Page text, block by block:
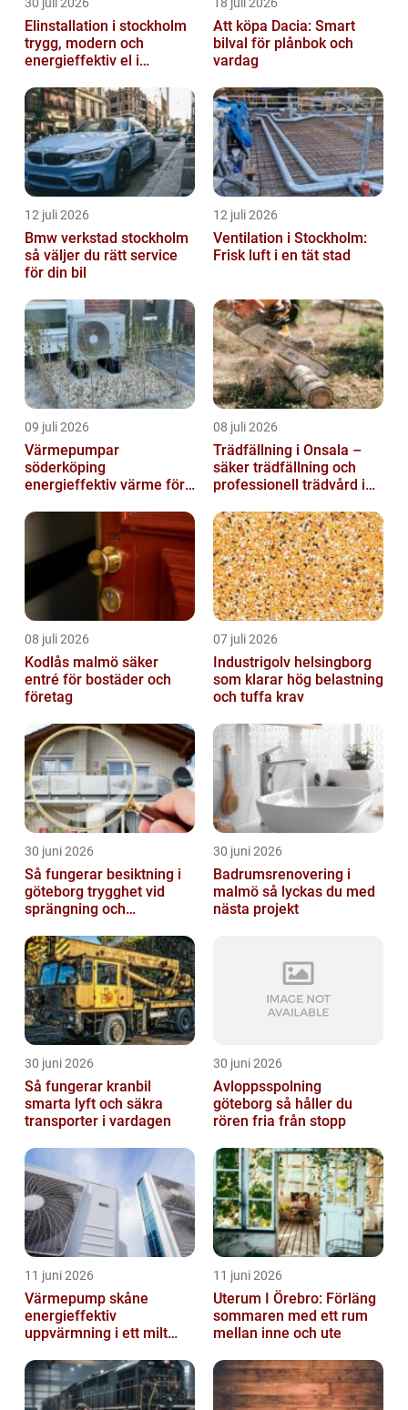
Elinstallation i stockholm
trygg, modern och
energieffektiv el i
Att köpa Dacia: Smart
bilval för plånbok och
vardag
12 juli 2026
Bmw verkstad stockholm
så väljer du rätt service
för din bil
12 juli 2026
Ventilation i Stockholm:
Frisk luft i en tät stad
09 juli 2026
Värmepumpar
söderköping
energieffektiv värme för
08 juli 2026
Trädfällning i Onsala –
säker trädfällning och
professionell trädvård i
08 juli 2026
Kodlås malmö säker
entré för bostäder och
företag
07 juli 2026
Industrigolv helsingborg
som klarar hög belastning
och tuffa krav
30 juni 2026
Så fungerar besiktning i
göteborg trygghet vid
sprängning och
30 juni 2026
Badrumsrenovering i
malmö så lyckas du med
nästa projekt
30 juni 2026
Så fungerar kranbil
smarta lyft och säkra
transporter i vardagen
30 juni 2026
Avloppsspolning
göteborg så håller du
rören fria från stopp
11 juni 2026
Värmepump skåne
energieffektiv
uppvärmning i ett milt
11 juni 2026
Uterum I Örebro: Förläng
sommaren med ett rum
mellan inne och ute